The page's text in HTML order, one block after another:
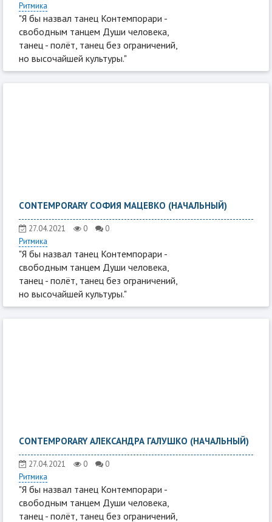
Ритмика
"Я бы назвал танец Контемпорари -
свободным танцем Души человека,
танец - полёт, танец без ограничений,
но высочайшей культуры."
CONTEMPORARY СОФИЯ МАЦЕВКО (НАЧАЛЬНЫЙ)
27.04.2021 0
0
Ритмика
"Я бы назвал танец Контемпорари -
свободным танцем Души человека,
танец - полёт, танец без ограничений,
но высочайшей культуры."
CONTEMPORARY АЛЕКСАНДРА ГАЛУШКО (НАЧАЛЬНЫЙ)
27.04.2021 0
0
Ритмика
"Я бы назвал танец Контемпорари -
свободным танцем Души человека,
танец - полёт, танец без ограничений,